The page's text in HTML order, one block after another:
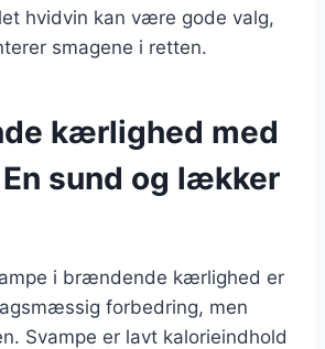
hvidvin kan være gode valg,
smagene i retten.
kærlighed med
sund og lækker
i brændende kærlighed er
forbedring, men
Svampe er lavt kalorieindhold